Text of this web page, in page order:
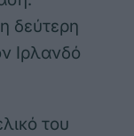
δεύτερη
Ιρλανδό
του